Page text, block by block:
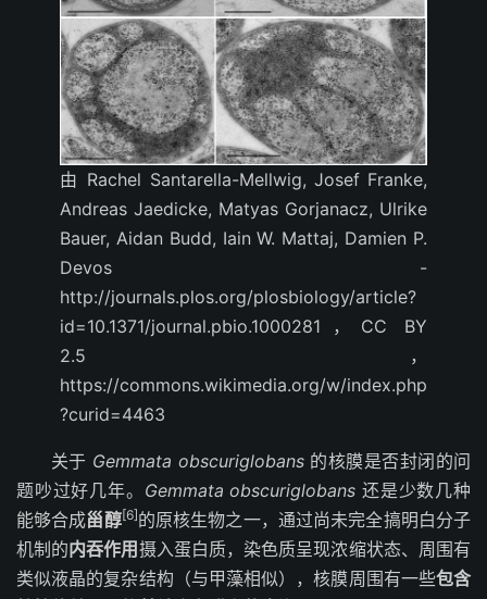
由 Rachel Santarella-Mellwig, Josef Franke,
Andreas Jaedicke, Matyas Gorjanacz, Ulrike
Bauer, Aidan Budd, Iain W. Mattaj, Damien P.
Devos -
http://journals.plos.org/plosbiology/article?
id=10.1371/journal.pbio.1000281，CC BY
2.5，
https://commons.wikimedia.org/w/index.php
?curid=4463
关于 Gemmata obscuriglobans的核膜是否封闭的问
题吵过好几年。 Gemmata obscuriglobans 还是少数几种
能够合成甾醇[6]的原核生物之一，通过尚未完全搞明白分子
机制的内吞作用摄入蛋白质，染色质呈现浓缩状态、周围有
类似液晶的复杂结构（与甲藻相似），核膜周围有一些包含